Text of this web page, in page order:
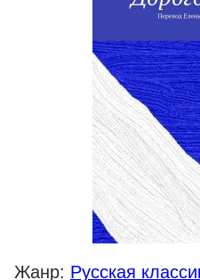
Жанр: Русская